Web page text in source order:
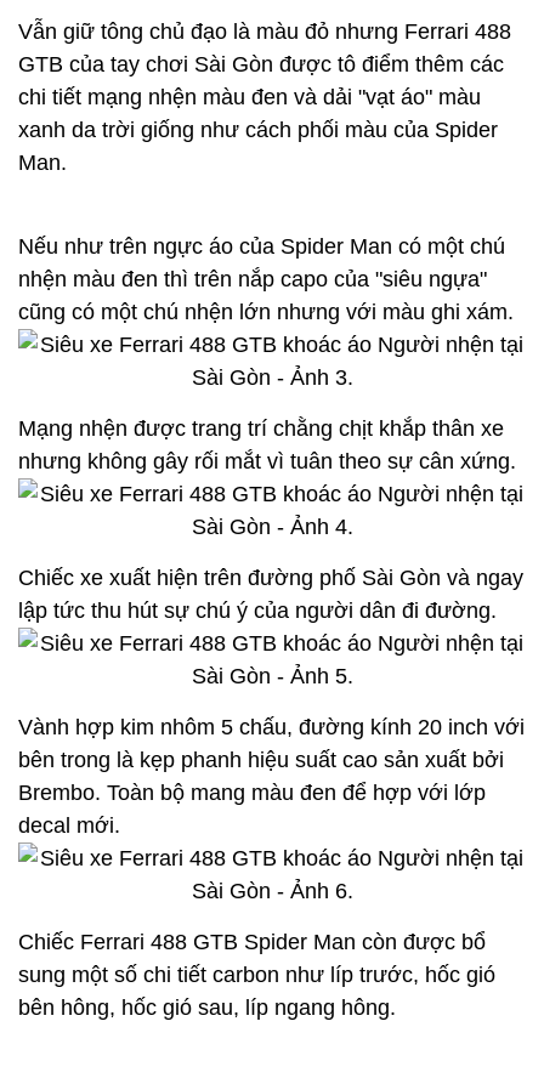
Vẫn giữ tông chủ đạo là màu đỏ nhưng Ferrari 488
GTB của tay chơi Sài Gòn được tô điểm thêm các
chi tiết mạng nhện màu đen và dải "vạt áo" màu
xanh da trời giống như cách phối màu của Spider
Man.
Nếu như trên ngực áo của Spider Man có một chú
nhện màu đen thì trên nắp capo của "siêu ngựa"
cũng có một chú nhện lớn nhưng với màu ghi xám.
Mạng nhện được trang trí chằng chịt khắp thân xe
nhưng không gây rối mắt vì tuân theo sự cân xứng.
Chiếc xe xuất hiện trên đường phố Sài Gòn và ngay
lập tức thu hút sự chú ý của người dân đi đường.
Vành hợp kim nhôm 5 chấu, đường kính 20 inch với
bên trong là kẹp phanh hiệu suất cao sản xuất bởi
Brembo. Toàn bộ mang màu đen để hợp với lớp
decal mới.
Chiếc Ferrari 488 GTB Spider Man còn được bổ
sung một số chi tiết carbon như líp trước, hốc gió
bên hông, hốc gió sau, líp ngang hông.